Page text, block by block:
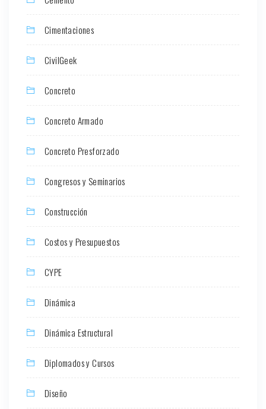
Cimentaciones
CivilGeek
Concreto
Concreto Armado
Concreto Presforzado
Congresos y Seminarios
Construcción
Costos y Presupuestos
CYPE
Dinámica
Dinámica Estructural
Diplomados y Cursos
Diseño